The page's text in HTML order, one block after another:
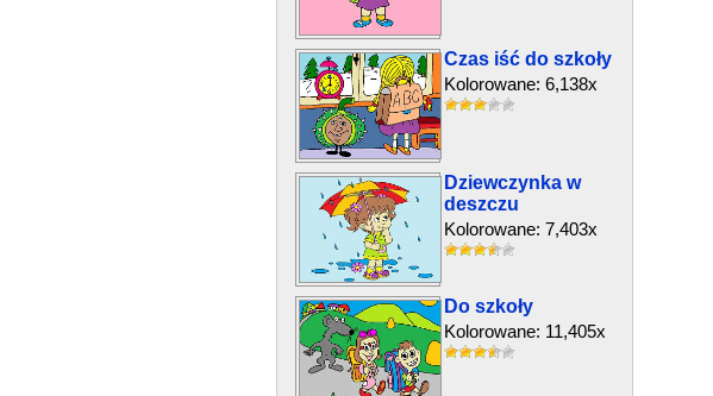
Czas iść do szkoły
Kolorowane: 6,138x
Dziewczynka w
deszczu
Kolorowane: 7,403x
Do szkoły
Kolorowane: 11,405x